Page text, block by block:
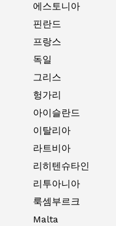
에스토니아
핀란드
프랑스
독일
그리스
헝가리
아이슬란드
이탈리아
라트비아
리히텐슈타인
리투아니아
룩셈부르크
Malta